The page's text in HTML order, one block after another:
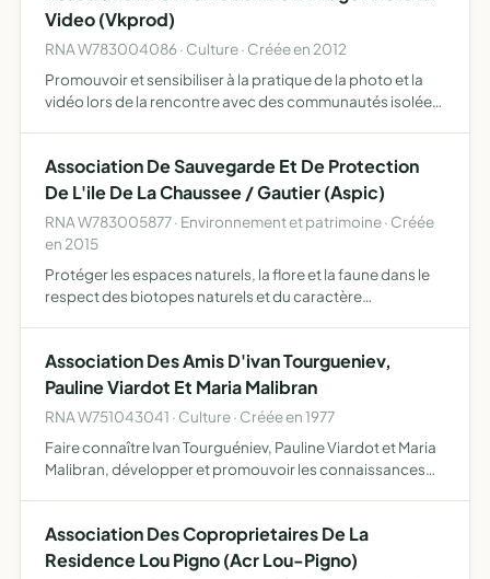
Video (Vkprod)
RNA W783004086 · Culture · Créée en 2012
Promouvoir et sensibiliser à la pratique de la photo et la
vidéo lors de la rencontre avec des communautés isolées
Association De Sauvegarde Et De Protection
De L'ile De La Chaussee / Gautier (Aspic)
RNA W783005877 · Environnement et patrimoine · Créée
en 2015
Protéger les espaces naturels, la flore et la faune dans le
respect des biotopes naturels et du caractère
Association Des Amis D'ivan Tourgueniev,
Pauline Viardot Et Maria Malibran
RNA W751043041 · Culture · Créée en 1977
Faire connaître Ivan Tourguéniev, Pauline Viardot et Maria
Malibran, développer et promouvoir les connaissances
collections…
Association Des Coproprietaires De La
Residence Lou Pigno (Acr Lou-Pigno)